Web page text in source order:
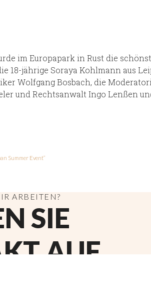
im Europapark in Rust die
18-jährige Soraya Kohlmann aus
Wolfgang Bosbach, die
und Rechtsanwalt Ingo Lenßen
Summer Event“
ARBEITEN?
SIE
AUF.